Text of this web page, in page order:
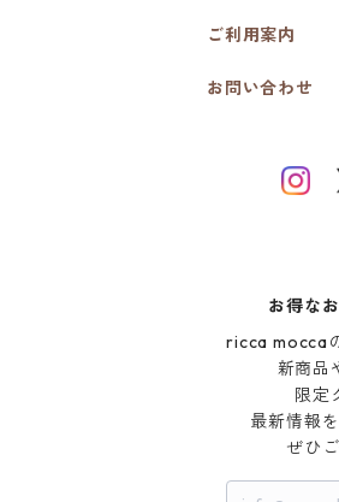
ご利用案内
お問い合わせ
お得な
ricca mocca
新商品
限定
最新情報
ぜひ